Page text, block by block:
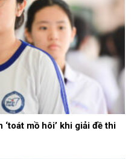
mồ hôi’ khi giải đề thi